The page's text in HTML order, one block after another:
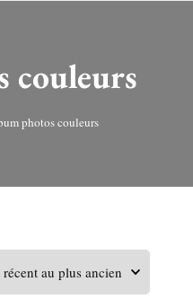
couleurs
photos couleurs